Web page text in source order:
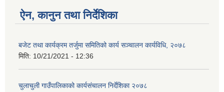
ऐन, कानुन तथा निर्देशिका
बजेट तथा कार्यक्रम तर्जुमा समितिको कार्य सञ्चालन कार्यविधि, २०७८
मिति: 10/21/2021 - 12:36
चुलाचुली गाउँपालिकाको कार्यसंचालन निर्देशिका २०७८